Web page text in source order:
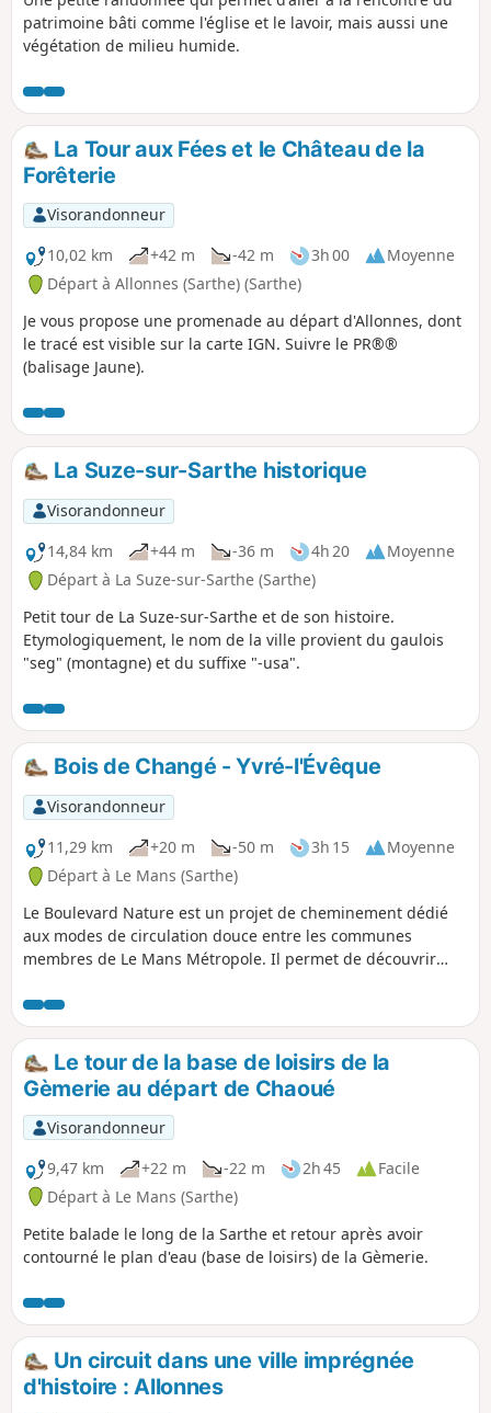
patrimoine bâti comme l'église et le lavoir, mais aussi une
végétation de milieu humide.
La Tour aux Fées et le Château de la
Forêterie
Visorandonneur
10,02 km
+42 m -42 m 3h 00
Moyenne
Départ à Allonnes (Sarthe) (Sarthe)
Je vous propose une promenade au départ d'Allonnes, dont
le tracé est visible sur la carte IGN. Suivre le PR®®
(balisage Jaune).
La Suze-sur-Sarthe historique
Visorandonneur
14,84 km
+44 m -36 m 4h 20
Moyenne
Départ à La Suze-sur-Sarthe (Sarthe)
Petit tour de La Suze-sur-Sarthe et de son histoire.
Etymologiquement, le nom de la ville provient du gaulois
"seg" (montagne) et du suffixe "-usa".
Bois de Changé - Yvré-l'Évêque
Visorandonneur
11,29 km
+20 m -50 m 3h 15
Moyenne
Départ à Le Mans (Sarthe)
Le Boulevard Nature est un projet de cheminement dédié
aux modes de circulation douce entre les communes
membres de Le Mans Métropole. Il permet de découvrir
fois terminé, le Boulevard Nature fera 72 km de long.
Actuellement seuls 45 km sont construits. Je vous propose
donc de le suivre là où il existe et de vous donner des
trajets pour relier les morceaux épars.
Le tour de la base de loisirs de la
Gèmerie au départ de Chaoué
Visorandonneur
9,47 km
+22 m -22 m 2h 45
Facile
Départ à Le Mans (Sarthe)
Petite balade le long de la Sarthe et retour après avoir
contourné le plan d'eau (base de loisirs) de la Gèmerie.
Un circuit dans une ville imprégnée
d'histoire : Allonnes